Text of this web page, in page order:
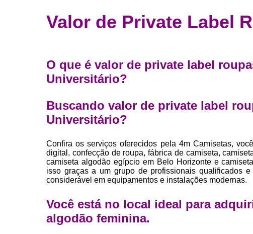
camiseta
para roupas
Valor de Private Label
O que é valor de private label
Universitário?
Buscando valor de private label
Universitário?
Confira os serviços oferecidos pela 4m Camisetas,
digital, confecção de roupa, fábrica de camiseta,
camiseta algodão egípcio em Belo Horizonte e
isso graças a um grupo de profissionais qualificados
considerável em equipamentos e instalações modernas.
Você está no local ideal para
algodão feminina.